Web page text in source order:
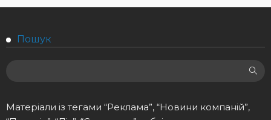
Пошук
Матеріали із тегами “Реклама”, “Новини компаній”,